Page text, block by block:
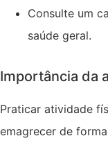
Consulte um
saúde geral.
Importância da
Praticar atividade
emagrecer de